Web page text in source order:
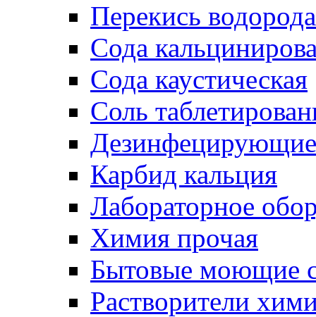
Перекись водорода
Сода
Сода каустическая
Соль
Дезинфецирующие
Карбид кальция
Лабораторное
Химия прочая
Бытовые моющие
Растворители